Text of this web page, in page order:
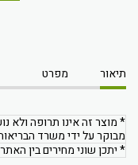
תיאור מפרט
* מוצר זה אינו תרופה ולא
מבוקר על ידי משרד
* יתכן שוני מחירים בין